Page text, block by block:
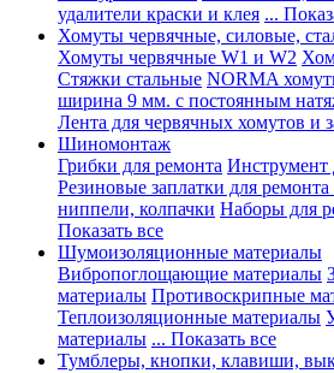
удалители краски и клея ...
Хомуты червячные, силовые,
Хомуты червячные W1 и W2
Стяжки стальные NORMA
ширина 9 мм. с постоянным
Лента для червячных хомутов и
Шиномонтаж
Грибки для ремонта Инструмент
Резиновые заплатки для ремонта
ниппели, колпачки Наборы для
Показать все
Шумоизоляционные материалы
Вибропоглощающие материалы
материалы Противоскрипные
Теплоизоляционные материалы
материалы ... Показать все
Тумблеры, кнопки, клавиши,